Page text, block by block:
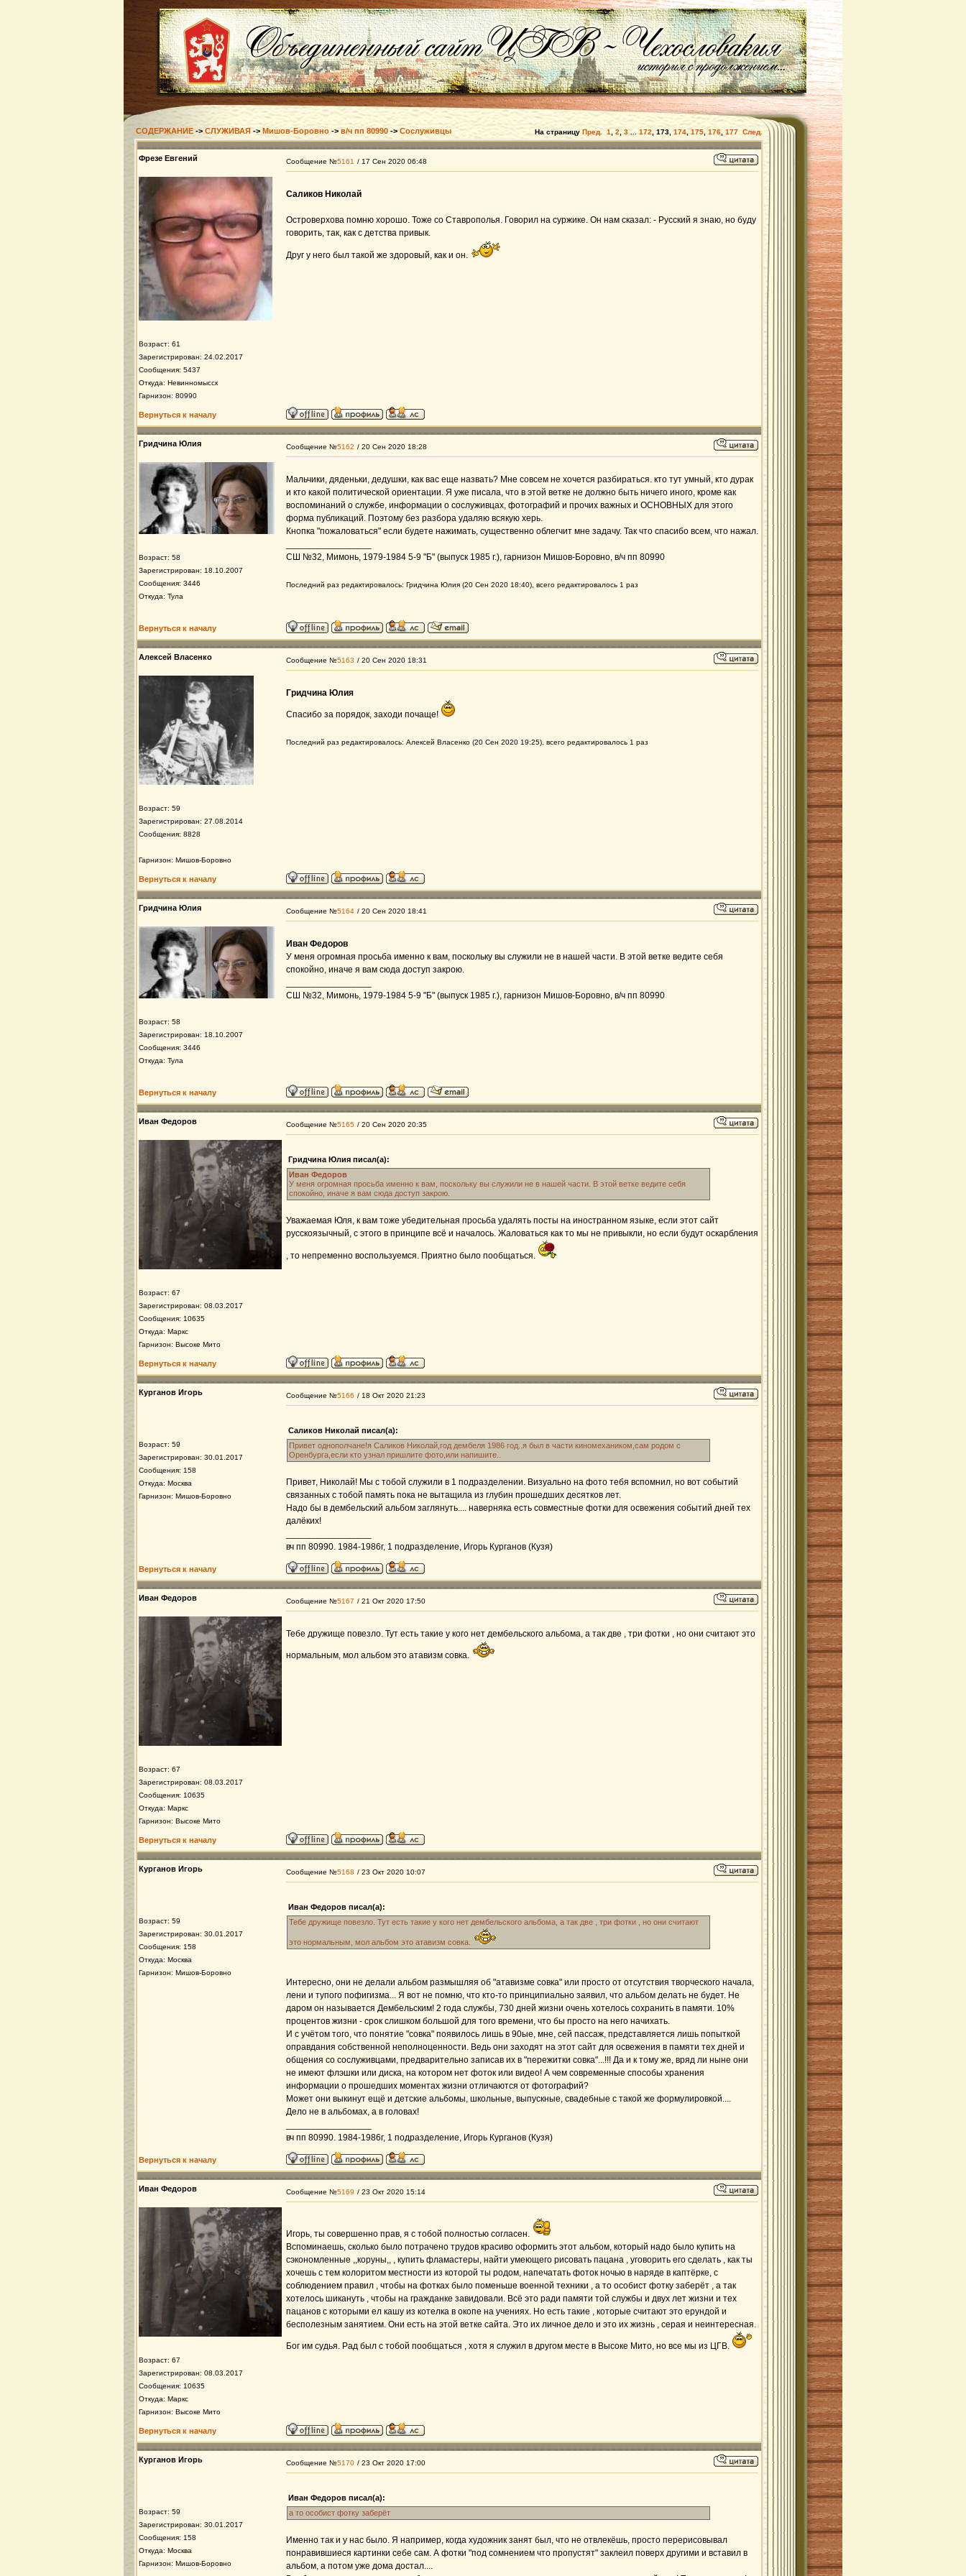
СОДЕРЖАНИЕ ->СЛУЖИВАЯ->Мишов-Боровно ->в/ч пп 80990 ->Сослуживцы На страницу Пред. 1 2 3...172 173 174,175 176, 177 След.
Фрезе Евгений
Возраст: 61
Зарегистрирован: 24.02.2017
Сообщения: 5437
Откуда: Невинномысск
Гарнизон: 80990
Сообщение №5161 / 17 Сен 2020 06:48
Саликов Николай
Островерхова помню хорошо. Тоже со Ставрополья. Говорил на суржике. Он нам сказал: - Русский я знаю, но буду
говорить, так, как с детства привык.
Друг у него был такой же здоровый, как и он.
Вернуться к началу
Гридчина Юлия
Возраст: 58
Зарегистрирован: 18.10.2007
Сообщения: 3446
Откуда: Тула
Сообщение №5162 / 20 Сен 2020 18:28
Мальчики, дяденьки, дедушки, как вас еще назвать? Мне совсем не хочется разбираться. кто тут умный, кто дурак
и кто какой политической ориентации. Я уже писала, что в этой ветке не должно быть ничего иного, кроме как
воспоминаний о службе, информации о сослуживцах, фотографий и прочих важных и ОСНОВНЫХ для этого
форма публикаций. Поэтому без разбора удаляю всякую херь.
Кнопка "пожаловаться" если будете нажимать, существенно облегчит мне задачу. Так что спасибо всем, что нажал.
СШ №32, Мимонь, 1979-1984 5-9 "Б" (выпуск 1985 г.), гарнизон Мишов-Боровно, в/ч пп 80990
Последний раз редактировалось: Гридчина Юлия (20 Сен 2020 18:40), всего редактировалось 1 раз
Вернуться к началу
Алексей Власенко
Возраст: 59
Зарегистрирован: 27.08.2014
Сообщения: 8828
Гарнизон: Мишов-Боровно
Сообщение №5163 / 20 Сен 2020 18:31
Гридчина Юлия
Спасибо за порядок, заходи почаще!
Последний раз редактировалось: Алексей Власенко (20 Сен 2020 19:25), всего редактировалось 1 раз
Вернуться к началу
Гридчина Юлия
Возраст: 58
Зарегистрирован: 18.10.2007
Сообщения: 3446
Откуда: Тула
Сообщение №5164 / 20 Сен 2020 18:41
Иван Федоров
У меня огромная просьба именно к вам, поскольку вы служили не в нашей части. В этой ветке ведите себя
спокойно, иначе я вам сюда доступ закрою.
СШ №32, Мимонь, 1979-1984 5-9 "Б" (выпуск 1985 г.), гарнизон Мишов-Боровно, в/ч пп 80990
Вернуться к началу
Иван Федоров
Возраст: 67
Зарегистрирован: 08.03.2017
Сообщения: 10635
Откуда: Маркс
Гарнизон: Высоке Мито
Сообщение №5165 / 20 Сен 2020 20:35
Гридчина Юлия писал(а):
Иван Федоров
У меня огромная просьба именно к вам, поскольку вы служили не в нашей части. В этой ветке ведите себя
спокойно, иначе я вам сюда доступ закрою.
Уважаемая Юля, к вам тоже убедительная просьба удалять посты на иностранном языке, если этот сайт
русскоязычный, с этого в принципе всё и началось. Жаловаться как то мы не привыкли, но если будут оскарбления
, то непременно воспользуемся. Приятно было пообщаться.
Вернуться к началу
Курганов Игорь
Возраст: 59
Зарегистрирован: 30.01.2017
Сообщения: 158
Откуда: Москва
Гарнизон: Мишов-Боровно
Сообщение №5166 / 18 Окт 2020 21:23
Саликов Николай писал(а):
Привет однополчане!я Саликов Николай,год дембеля 1986 год..я был в части киномехаником,сам родом с
Оренбурга,если кто узнал пришлите фото,или напишите..
Привет, Николай! Мы с тобой служили в 1 подразделении. Визуально на фото тебя вспомнил, но вот событий
связанных с тобой память пока не вытащила из глубин прошедших десятков лет.
Надо бы в дембельский альбом заглянуть.... наверняка есть совместные фотки для освежения событий дней тех
далёких!
вч пп 80990. 1984-1986г, 1 подразделение, Игорь Курганов (Кузя)
Вернуться к началу
Иван Федоров
Возраст: 67
Зарегистрирован: 08.03.2017
Сообщения: 10635
Откуда: Маркс
Гарнизон: Высоке Мито
Сообщение №5167 / 21 Окт 2020 17:50
Тебе дружище повезло. Тут есть такие у кого нет дембельского альбома, а так две , три фотки , но они считают это
нормальным, мол альбом это атавизм совка.
Вернуться к началу
Курганов Игорь
Возраст: 59
Зарегистрирован: 30.01.2017
Сообщения: 158
Откуда: Москва
Гарнизон: Мишов-Боровно
Сообщение №5168 / 23 Окт 2020 10:07
Иван Федоров писал(а):
Тебе дружище повезло. Тут есть такие у кого нет дембельского альбома, а так две , три фотки , но они считают
это нормальным, мол альбом это атавизм совка.
Интересно, они не делали альбом размышляя об "атавизме совка" или просто от отсутствия творческого начала,
лени и тупого пофигизма... Я вот не помню, что кто-то принципиально заявил, что альбом делать не будет. Не
даром он называется Дембельским! 2 года службы, 730 дней жизни очень хотелось сохранить в памяти. 10%
процентов жизни - срок слишком большой для того времени, что бы просто на него начихать.
И с учётом того, что понятие "совка" появилось лишь в 90ые, мне, сей пассаж, представляется лишь попыткой
оправдания собственной неполноценности. Ведь они заходят на этот сайт для освежения в памяти тех дней и
общения со сослуживцами, предварительно записав их в "пережитки совка"...!!! Да и к тому же, вряд ли ныне они
не имеют флэшки или диска, на котором нет фоток или видео! А чем современные способы хранения
информации о прошедших моментах жизни отличаются от фотографий?
Может они выкинут ещё и детские альбомы, школьные, выпускные, свадебные с такой же формулировкой....
Дело не в альбомах, а в головах!
вч пп 80990. 1984-1986г, 1 подразделение, Игорь Курганов (Кузя)
Вернуться к началу
Иван Федоров
Возраст: 67
Зарегистрирован: 08.03.2017
Сообщения: 10635
Откуда: Маркс
Гарнизон: Высоке Мито
Сообщение №5169 / 23 Окт 2020 15:14
Игорь, ты совершенно прав, я с тобой полностью согласен.
Вспоминаешь, сколько было потрачено трудов красиво оформить этот альбом, который надо было купить на
сэкономленные ,,коруны,, , купить фламастеры, найти умеющего рисовать пацана , уговорить его сделать , как ты
хочешь с тем колоритом местности из которой ты родом, напечатать фоток ночью в наряде в каптёрке, с
соблюдением правил , чтобы на фотках было поменьше военной техники , а то особист фотку заберёт , а так
хотелось шикануть , чтобы на гражданке завидовали. Всё это ради памяти той службы и двух лет жизни и тех
пацанов с которыми ел кашу из котелка в окопе на учениях. Но есть такие , которые считают это ерундой и
бесполезным занятием. Они есть на этой ветке сайта. Это их личное дело и это их жизнь , серая и неинтересная.
Бог им судья. Рад был с тобой пообщаться , хотя я служил в другом месте в Высоке Мито, но все мы из ЦГВ.
Вернуться к началу
Курганов Игорь
Возраст: 59
Зарегистрирован: 30.01.2017
Сообщения: 158
Откуда: Москва
Гарнизон: Мишов-Боровно
Сообщение №5170 / 23 Окт 2020 17:00
Иван Федоров писал(а):
а то особист фотку заберёт
Именно так и у нас было. Я например, когда художник занят был, что не отвлекёшь, просто перерисовывал
понравившиеся картинки себе сам. А фотки "под сомнением что пропустят" заклеил поверх другими и вставил в
альбом, а потом уже дома достал....